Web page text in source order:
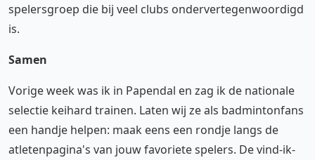
spelersgroep die bij veel clubs ondervertegenwoordigd
is.
Samen
Vorige week was ik in Papendal en zag ik de nationale
selectie keihard trainen. Laten wij ze als badmintonfans
een handje helpen: maak eens een rondje langs de
atletenpagina's van jouw favoriete spelers. De vind-ik-